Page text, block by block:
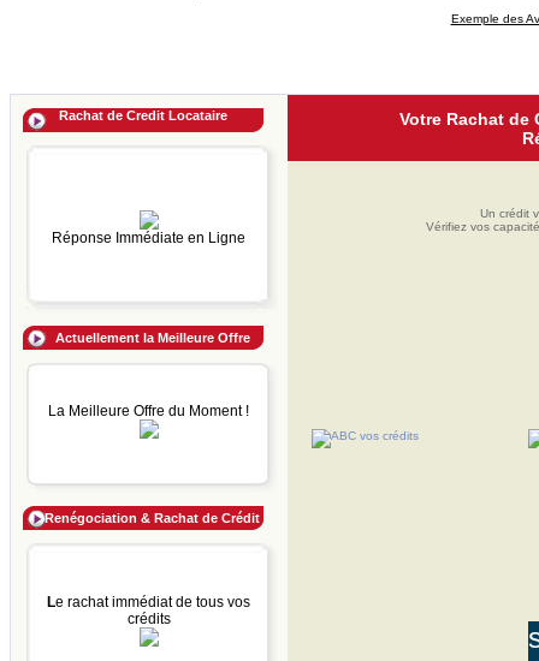
Exemple des
Rachat de Credit Locataire
Réponse Immédiate en Ligne
Actuellement la Meilleure Offre
La Meilleure Offre du Moment !
Renégociation & Rachat de Crédit
Le rachat immédiat de tous vos
crédits
Votre Rachat de
Un crédit
Vérifiez vos